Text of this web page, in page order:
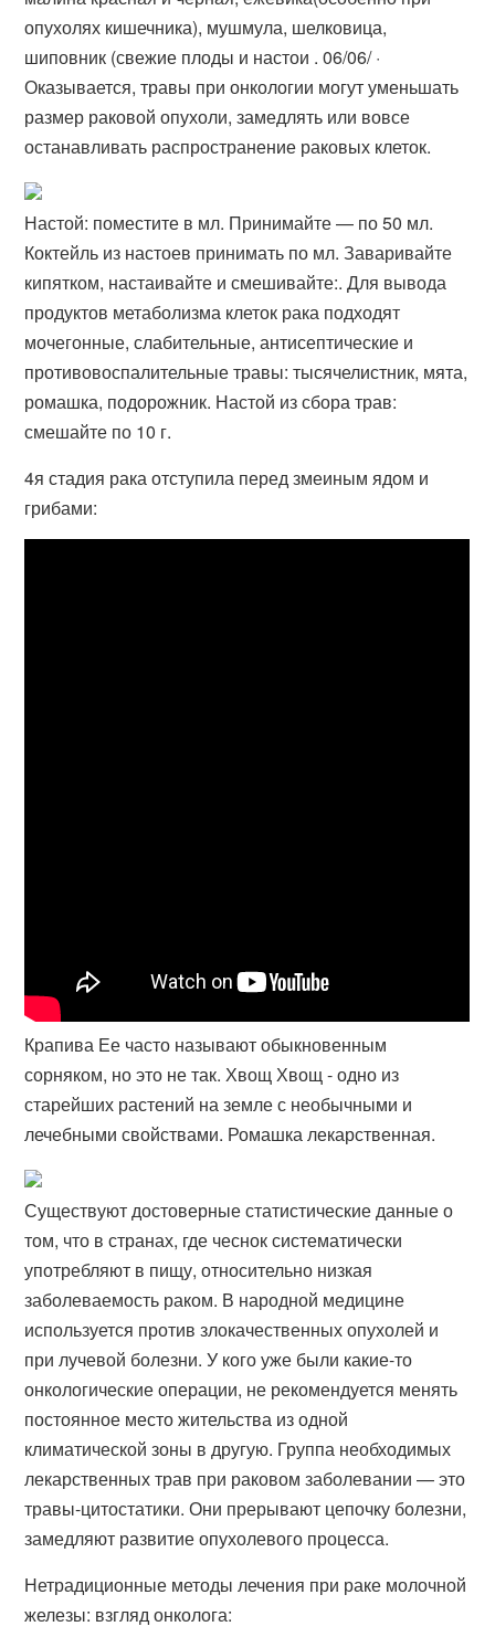
опухолях кишечника), мушмула, шелковица,
шиповник (свежие плоды и настои . 06/06/ ·
Оказывается, травы при онкологии могут уменьшать
размер раковой опухоли, замедлять или вовсе
останавливать распространение раковых клеток.
Настой: поместите в мл. Принимайте — по 50 мл.
Коктейль из настоев принимать по мл. Заваривайте
кипятком, настаивайте и смешивайте:. Для вывода
продуктов метаболизма клеток рака подходят
мочегонные, слабительные, антисептические и
противовоспалительные травы: тысячелистник, мята,
ромашка, подорожник. Настой из сбора трав:
смешайте по 10 г.
4я стадия рака отступила перед змеиным ядом и
грибами:
Крапива Ее часто называют обыкновенным
сорняком, но это не так. Хвощ Хвощ - одно из
старейших растений на земле с необычными и
лечебными свойствами. Ромашка лекарственная.
Существуют достоверные статистические данные о
том, что в странах, где чеснок систематически
употребляют в пищу, относительно низкая
заболеваемость раком. В народной медицине
используется против злокачественных опухолей и
при лучевой болезни. У кого уже были какие-то
онкологические операции, не рекомендуется менять
постоянное место жительства из одной
климатической зоны в другую. Группа необходимых
лекарственных трав при раковом заболевании — это
травы-цитостатики. Они прерывают цепочку болезни,
замедляют развитие опухолевого процесса.
Нетрадиционные методы лечения при раке молочной
железы: взгляд онколога: